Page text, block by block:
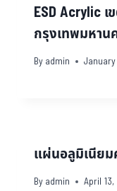
ESD Acrylic
กรุงเทพมหาน
By admin January
แผ่นอลูมิเนีย
By admin April